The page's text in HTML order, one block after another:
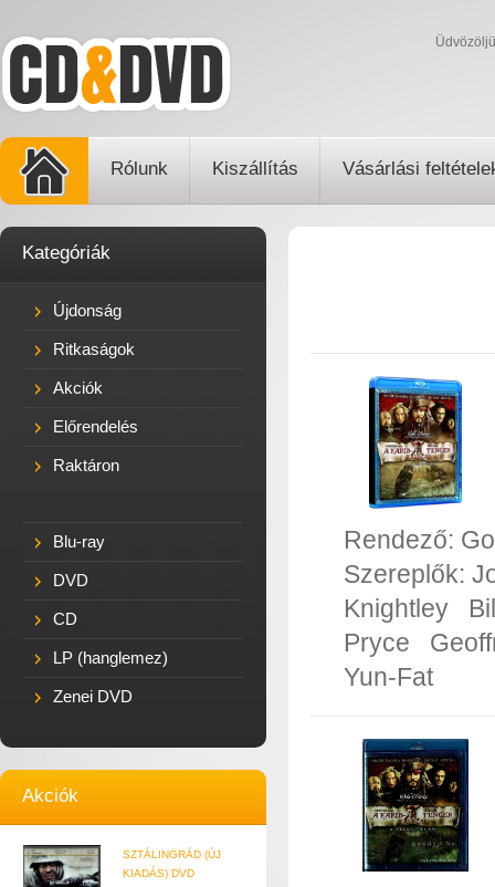
Rólunk Kiszállítás Vásárlási
Kategóriák
Újdonság
Ritkaságok
Akciók
Előrendelés
Raktáron
Blu-ray
DVD
CD
LP (hanglemez)
Zenei DVD
Akciók
SZTÁLINGRÁD (ÚJ
KIADÁS) DVD
Rendező:
Szereplők:
Knightley
Pryce
Yun-Fat